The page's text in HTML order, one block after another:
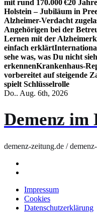
mit rund 170.000 €20
Holstein – Jubiläum in
Alzheimer-Verdacht
Angehörigen bei der
Lernen mit der
einfach erklärt
sehe was, was Du nicht
erkennenKrankenhaus-
vorbereitet auf steigende
spielt Schlüsselrolle
Do.. Aug. 6th, 2026
Demenz im
demenz-zeitung.de /
Impressum
Cookies
Datenschutzerklärung